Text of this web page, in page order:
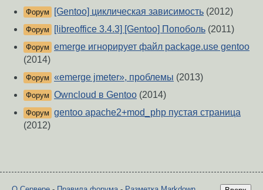
Форум [Gentoo] циклическая зависимость (2012)
Форум [libreoffice 3.4.3] [Gentoo] Попоболь (2011)
Форум emerge игнорирует файл package.use gentoo
(2014)
Форум «emerge jmeter», проблемы (2013)
Форум Owncloud в Gentoo (2014)
Форум gentoo apache2+mod_php пустая страница
(2012)